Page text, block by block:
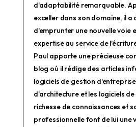
d'adaptabilité remarquable.
exceller dans son domaine, il a
d'emprunter une nouvelle voie
expertise au service de
Paul apporte une précieuse
blog où il rédige des articles
logiciels de gestion
d'architecture et les logiciels
richesse de connaissances et
professionnelle font de lui une